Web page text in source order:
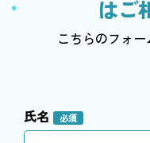
はご
こちらのフォ
氏名 必須